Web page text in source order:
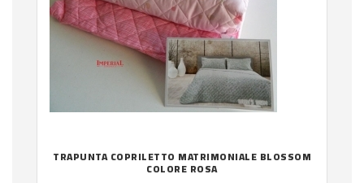
TRAPUNTA COPRILETTO MATRIMONIALE BLOSSOM
COLORE ROSA